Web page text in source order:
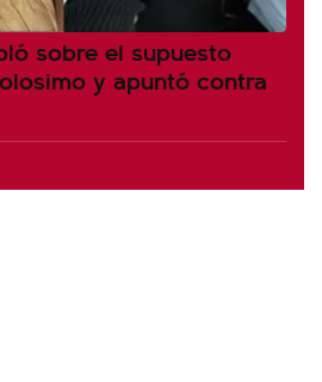
sobre el supuesto
y apuntó contra